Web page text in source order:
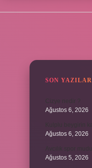
SON YAZILAR
Ağustos 6, 2026
Ağustos 6, 2026
Ağustos 5, 2026